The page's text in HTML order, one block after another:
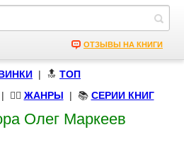
ОТЗЫВЫ НА КНИГИ
| 🔝 ТОП
🧝‍♀️ ЖАНРЫ | 📚 СЕРИИ КНИГ
Олег Маркеев